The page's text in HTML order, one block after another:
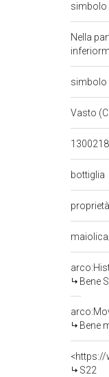
simbolo
Nella
simbolo
Vasto
bottiglia
Bene
Bene
S22